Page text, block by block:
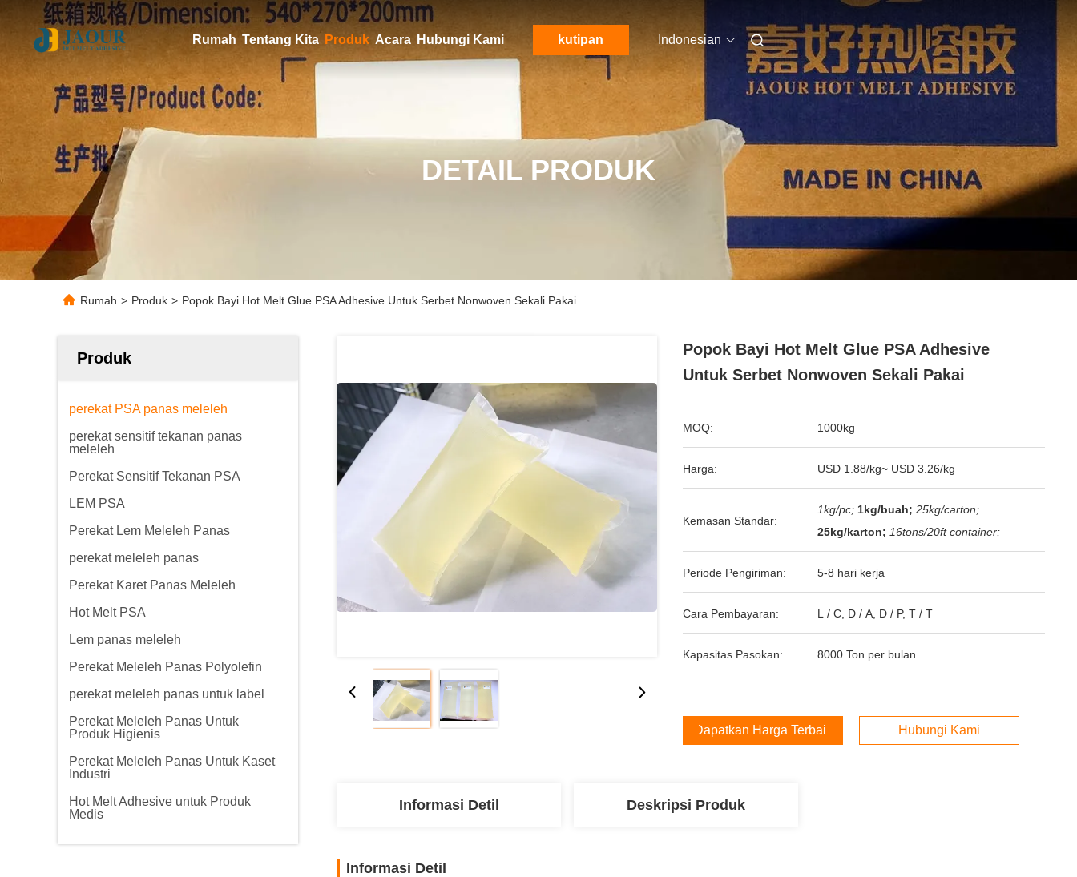
Rumah Tentang Kita Produk Acara Hubungi Kami kutipan Indonesian
DETAIL PRODUK
Rumah > Produk > Popok Bayi Hot Melt Glue PSA Adhesive Untuk Serbet Nonwoven Sekali Pakai
Produk
perekat PSA panas meleleh
perekat sensitif tekanan panas
meleleh
Perekat Sensitif Tekanan PSA
LEM PSA
Perekat Lem Meleleh Panas
perekat meleleh panas
Perekat Karet Panas Meleleh
Hot Melt PSA
Lem panas meleleh
Perekat Meleleh Panas Polyolefin
perekat meleleh panas untuk label
Perekat Meleleh Panas Untuk
Produk Higienis
Perekat Meleleh Panas Untuk Kaset
Industri
Hot Melt Adhesive untuk Produk
Medis
Popok Bayi Hot Melt Glue PSA Adhesive
Untuk Serbet Nonwoven Sekali Pakai
MOQ: 1000kg
Harga: USD 1.88/kg~ USD 3.26/kg
Kemasan Standar:
1kg/pc; 1kg/buah; 25kg/carton;
25kg/karton; 16tons/20ft container;
Periode Pengiriman: 5-8 hari kerja
Cara Pembayaran: L / C, D / A, D / P, T / T
Kapasitas Pasokan: 8000 Ton per bulan
Dapatkan Harga Terbaik Hubungi Kami
Informasi Detil Deskripsi Produk
Informasi Detil